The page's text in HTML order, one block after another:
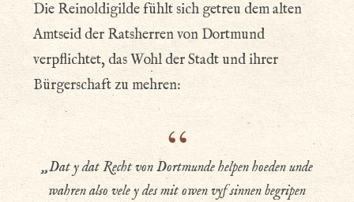
Die Reinoldigilde fühlt sich getreu dem alten
Amtseid der Ratsherren von Dortmund
verpflichtet, das Wohl der Stadt und ihrer
Bürgerschaft zu mehren:
„Dat y dat Recht von Dortmunde helpen hoeden unde
wahren also vele y des mit owen vyf sinnen begripen